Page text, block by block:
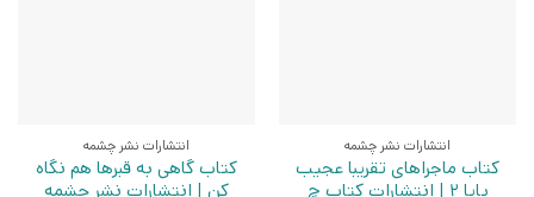
انتشارات نشر چشمه
کتاب ماجراهای تقریبا عجیب
پایا 2 | انتشارات کتاب چ
انتشارات نشر چشمه
کتاب گاهی به قبرها هم نگاه
کن | انتشارات نشر چشمه